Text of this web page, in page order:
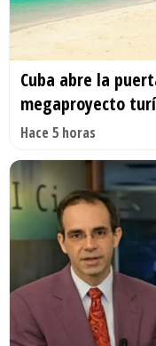
Cuba abre la
megaproyecto
Hace 5 horas